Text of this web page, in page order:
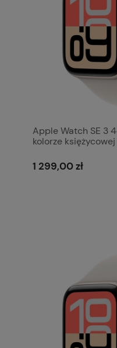
Apple Watch SE 3
kolorze
MEHJ4MP/A
1 299,00 zł